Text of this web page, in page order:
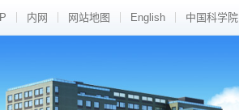
内网 网站地图 English 中国科学院